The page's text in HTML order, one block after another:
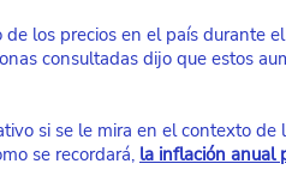
los precios en el país durante
consultadas dijo que estos
si se le mira en el contexto
se recordará, la inflación anual